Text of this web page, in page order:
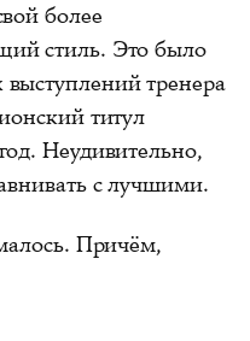
более
стиль. Это было
тренера
титул
Неудивительно,
с лучшими.
Причём,